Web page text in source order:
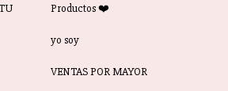
Productos ❤️
yo soy
VENTAS POR MAYOR